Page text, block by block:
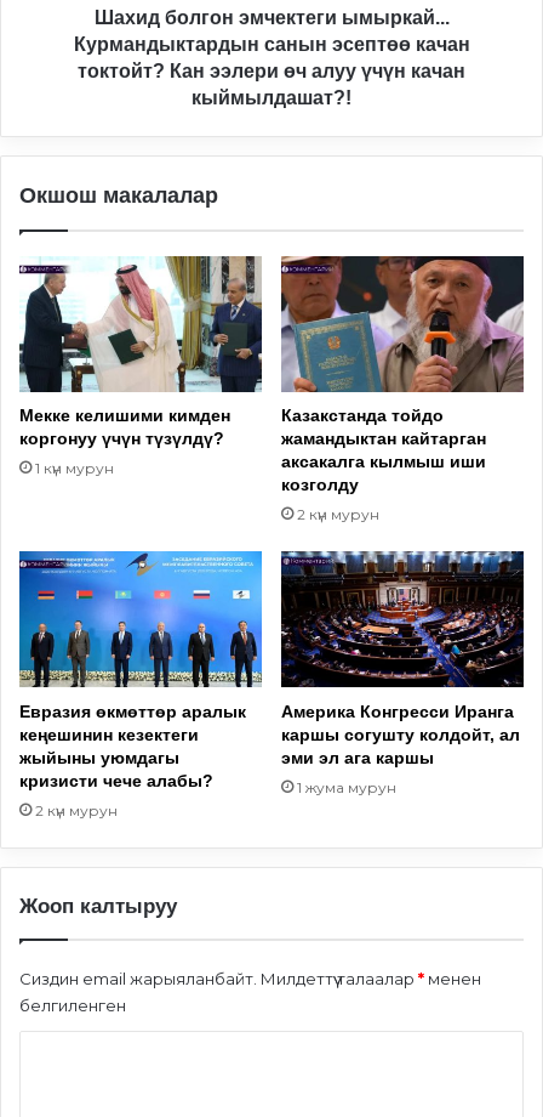
ээлери
Шахид болгон эмчектеги ымыркай...
Курмандыктардын санын эсептөө качан
токтойт? Кан ээлери өч алуу үчүн качан
кыймылдашат?!
Окшош макалалар
Мекке келишими кимден
коргонуу үчүн түзүлдү?
1 күн мурун
Казакстанда тойдо
жамандыктан кайтарган
аксакалга кылмыш иши
козголду
2 күн мурун
Евразия өкмөттөр аралык
кеңешинин кезектеги
жыйыны уюмдагы
кризисти чече алабы?
2 күн мурун
Америка Конгресси Иранга
каршы согушту колдойт, ал
эми эл ага каршы
1 жума мурун
Жооп калтыруу
Сиздин email жарыяланбайт. Милдеттүү талаалар * менен
белгиленген